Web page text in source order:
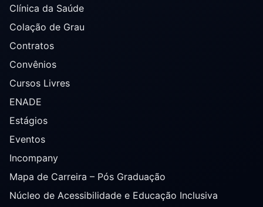
Clínica da Saúde
Colação de Grau
Contratos
Convênios
Cursos Livres
ENADE
Estágios
Eventos
Incompany
Mapa de Carreira – Pós Graduação
Núcleo de Acessibilidade e Educação Inclusiva